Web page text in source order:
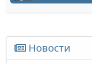
Новости